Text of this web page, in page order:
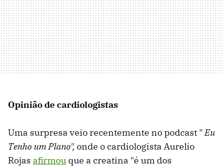
Opinião de cardiologistas
Uma surpresa veio recentemente no podcast "Eu
Tenho um Plano", onde o cardiologista Aurelio
Rojas afirmou que a creatina "é um dos